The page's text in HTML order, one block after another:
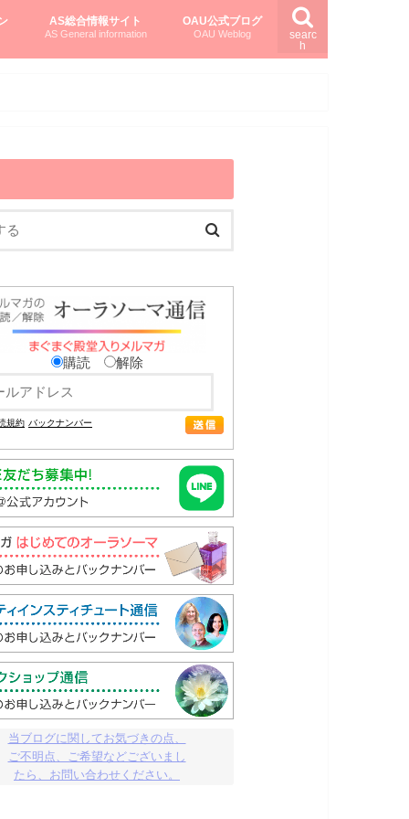
searc
h
AS総合情報サイト
AS General information
OAU公式ブログ
OAU Weblog
購読 解除
規約 バックナンバー
当ブログに関してお気づきの点、
ご不明点、ご希望などございまし
たら、お問い合わせください。